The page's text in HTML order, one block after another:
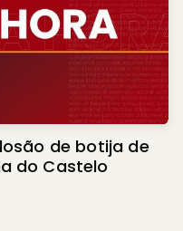
de botija de
do Castelo